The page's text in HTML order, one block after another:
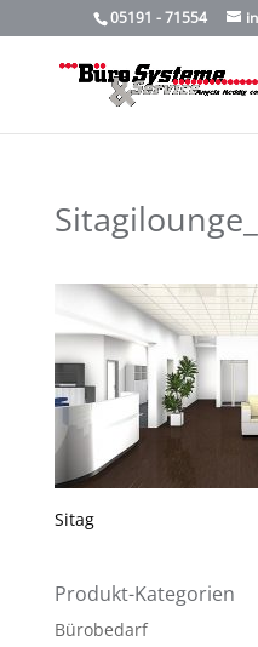
05191 - 71554
Sitag
Produkt-Kategorien
Bürobedarf